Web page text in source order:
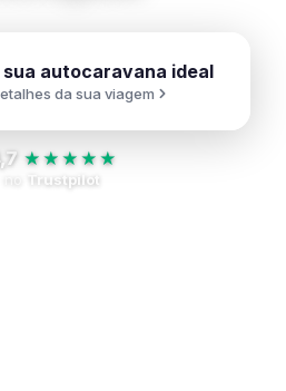
autocaravana ideal
da sua viagem
★★★★★
Trustpilot